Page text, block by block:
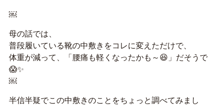
￼
母の話では、
普段履いている靴の中敷きをコレに変えただけで、
体重が減って、「腰痛も軽くなったかも～😆」だそうで
😱✨
￼
半信半疑でこの中敷きのことをちょっと調べてみまし